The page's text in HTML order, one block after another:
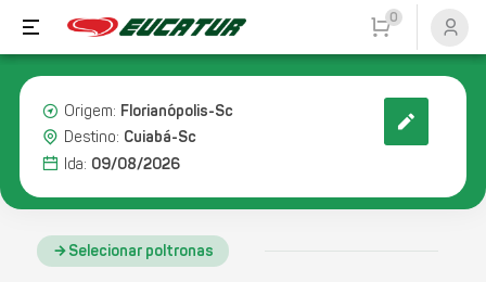
0
Origem: Florianópolis-Sc
Destino: Cuiabá-Sc
Ida: 09/08/2026
Selecionar poltronas